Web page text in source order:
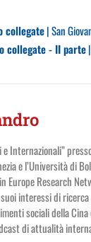
collegate| San
collegate - II parte
Internazionali”
e l’Università di
Europe Research
interessi di
sociali della
di attualità